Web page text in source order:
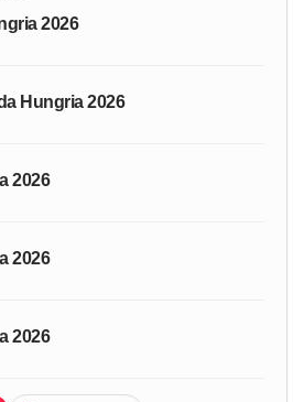
2026
Hungria 2026
2026
2026
2026